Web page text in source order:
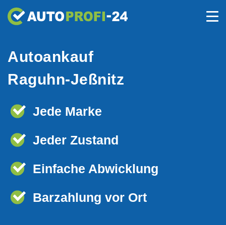
Autoankauf
Raguhn-Jeßnitz
Jede Marke
Jeder Zustand
Einfache Abwicklung
Barzahlung vor Ort